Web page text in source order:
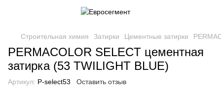
Строительная химия Затирки Цементные затирки
PERMACOLOR SELECT цементная
затирка (53 TWILIGHT BLUE)
Артикул: P-select53 Оставить отзыв